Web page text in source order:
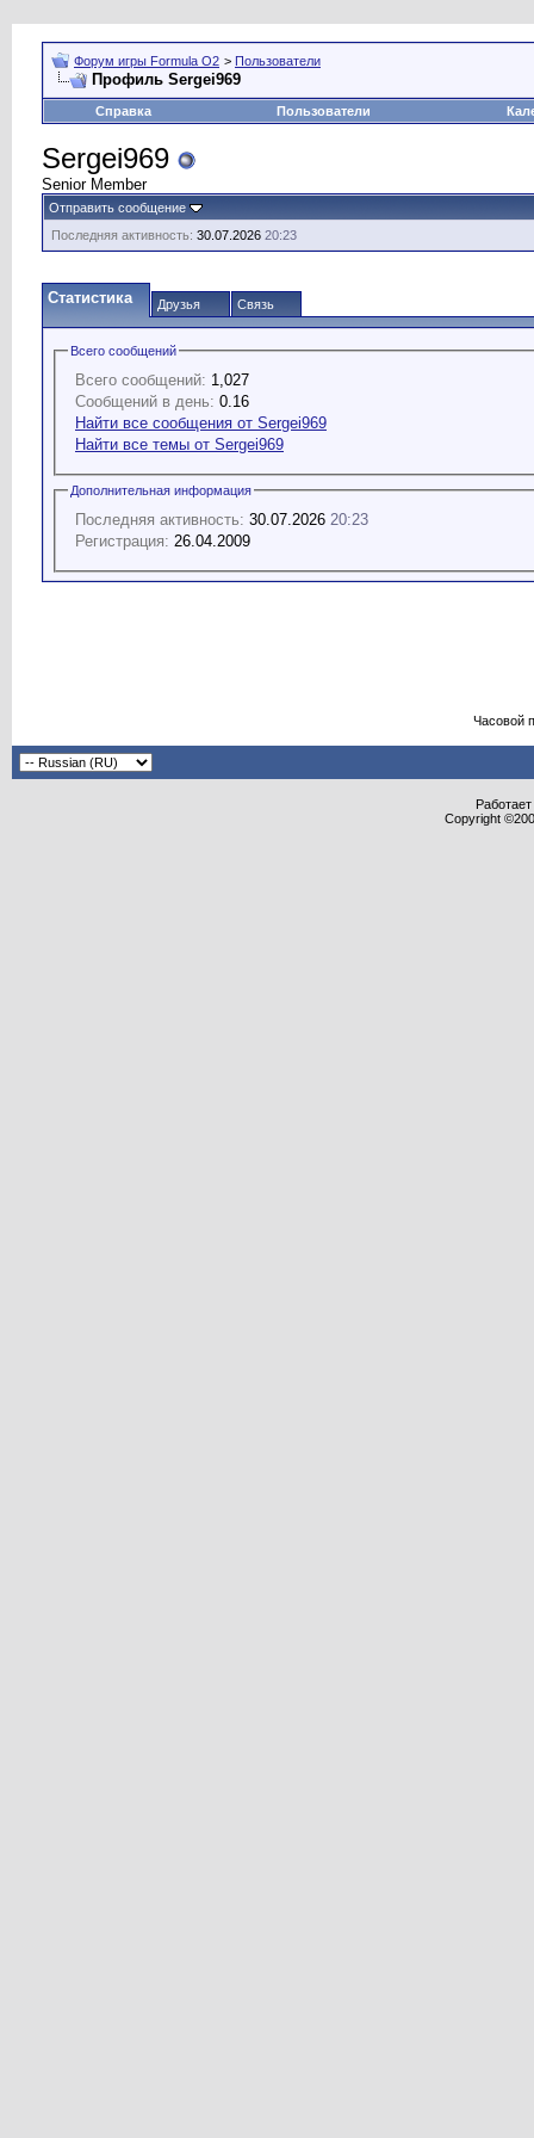
Форум игры Formula O2 > Пользователи
Профиль Sergei969
Справка Пользователи
Sergei969
Senior Member
Отправить сообщение
Последняя активность: 30.07.2026 20:23
Статистика Друзья Связь
Всего сообщений
Всего сообщений: 1,027
Сообщений в день: 0.16
Найти все сообщения от Sergei969
Найти все темы от Sergei969
Дополнительная информация
Последняя активность: 30.07.2026 20:23
Регистрация: 26.04.2009
Часовой
Copyright